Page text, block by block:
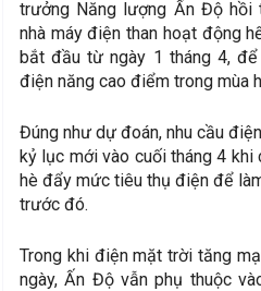
trưởng Năng lượng Ấn Độ hồi
nhà máy điện than hoạt động
bắt đầu từ ngày 1 tháng 4,
điện năng cao điểm trong mùa
Đúng như dự đoán, nhu cầu
kỷ lục mới vào cuối tháng 4 khi
hè đẩy mức tiêu thụ điện để
trước đó.
Trong khi điện mặt trời tăng
ngày, Ấn Độ vẫn phụ thuộc